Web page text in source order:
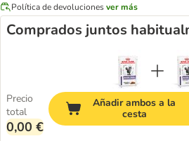
Política de devolucionesver más
Comprados juntos
Precio
total
0,00 €
Añadir ambos a la
cesta